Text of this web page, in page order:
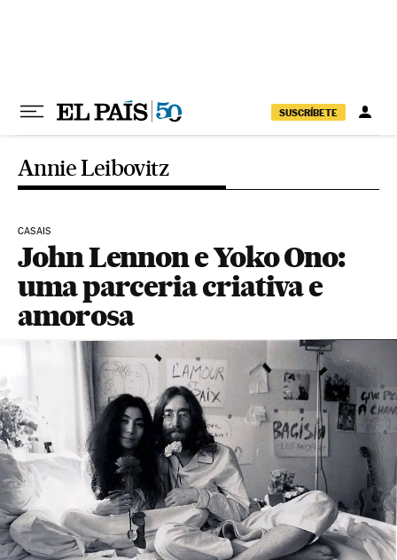
SUSCRÍBETE
Annie Leibovitz
CASAIS
John Lennon e Yoko Ono:
uma parceria criativa e
amorosa